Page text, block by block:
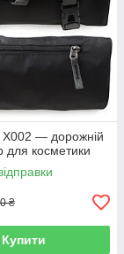
— дорожній
для косметики
₴
Купити